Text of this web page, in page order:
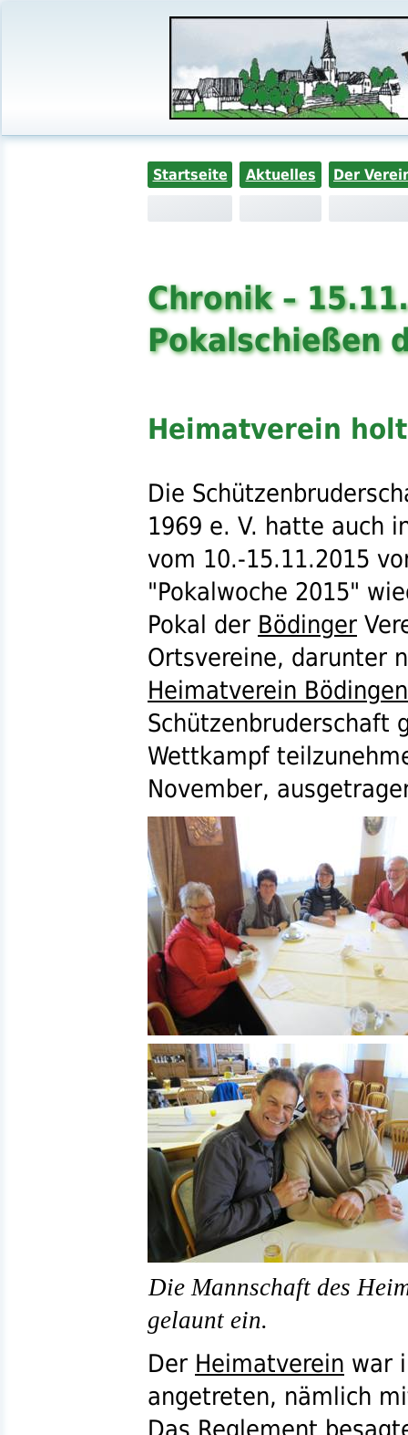
Startseite Aktuelles Der
Chronik –
Pokalschießen
Heimatverein
Die
1969 e. V. hatte auch
vom 10.-15.11.2015
"Pokalwoche 2015"
Pokal der Bödinger
Ortsvereine, darunter
Heimatverein Bödingen
Schützenbruderschaft
Wettkampf
November,
Die Mannschaft des
gelaunt ein.
Der Heimatverein war
angetreten, nämlich
Das Reglement